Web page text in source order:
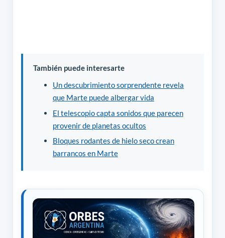
También puede interesarte
Un descubrimiento sorprendente revela
que Marte puede albergar vida
El telescopio capta sonidos que parecen
provenir de planetas ocultos
Bloques rodantes de hielo seco crean
barrancos en Marte